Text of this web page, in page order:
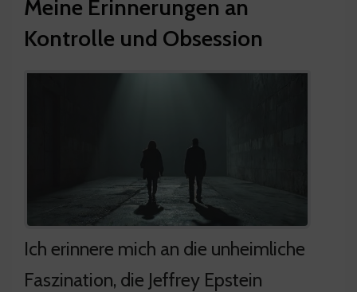
Meine Erinnerungen an
Kontrolle und Obsession
Ich erinnere mich an die unheimliche
Faszination, die Jeffrey Epstein